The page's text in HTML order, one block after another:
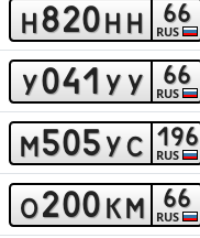
h820h h 66
RUS
y041 y y 66
RUS
m505yc 196
RUS
o200km 66
RUS